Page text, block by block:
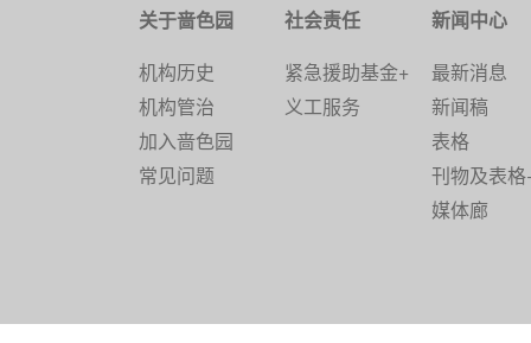
关于啬色园
机构历史
机构管治
加入啬色园
常见问题
社会责任
紧急援助基金+
义工服务
新闻中心
最新消息
新闻稿
表格
刊物及表格
媒体廊